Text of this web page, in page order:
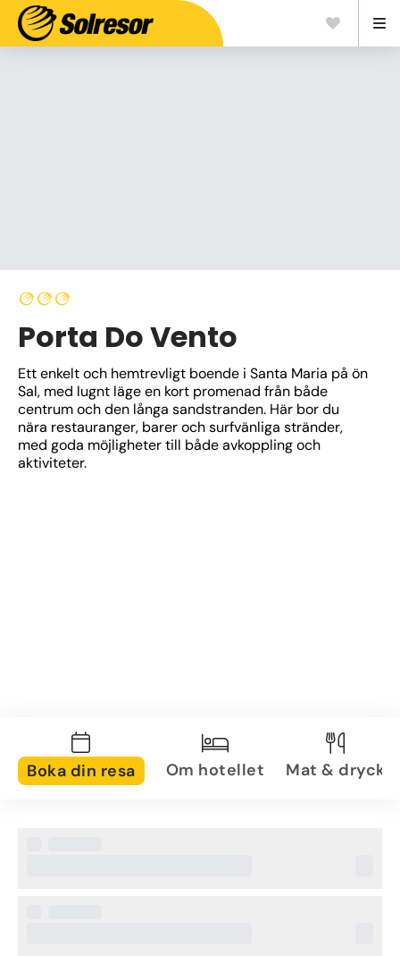
Porta Do Vento
Ett enkelt och hemtrevligt boende i Santa Maria på ön
Sal, med lugnt läge en kort promenad från både
centrum och den långa sandstranden. Här bor du
nära restauranger, barer och surfvänliga stränder,
med goda möjligheter till både avkoppling och
aktiviteter.
Boka din resa Om hotellet Mat & dryck